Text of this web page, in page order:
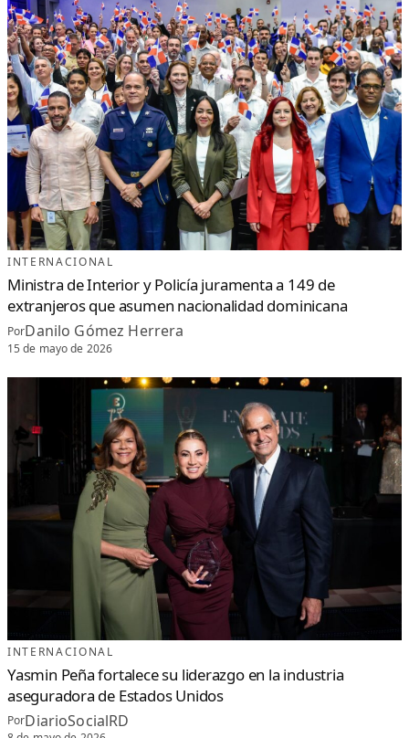
INTERNACIONAL
Ministra de Interior y Policía juramenta a 149 de
extranjeros que asumen nacionalidad dominicana
PorDanilo Gómez Herrera
15 de mayo de 2026
INTERNACIONAL
Yasmin Peña fortalece su liderazgo en la industria
aseguradora de Estados Unidos
PorDiarioSocialRD